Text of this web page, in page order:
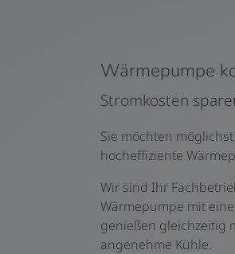
Wärmepumpe
Stromkosten
Sie möchten
hocheffiziente
Wir sind Ihr
Wärmepumpe mit
genießen gleichzeitig
angenehme Kühle.